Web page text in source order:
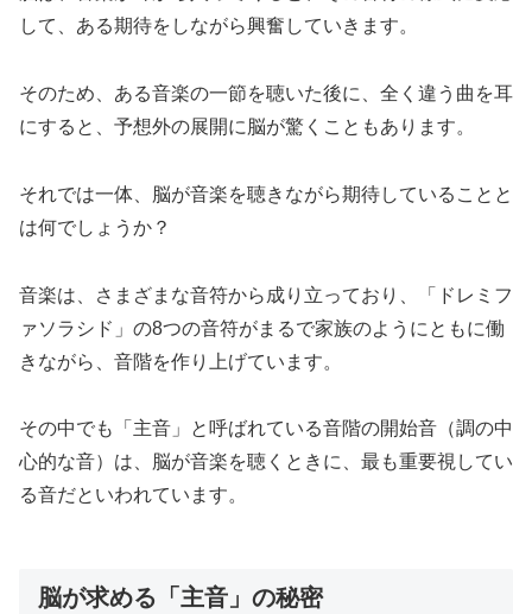
して、ある期待をしながら興奮していきます。
そのため、ある音楽の一節を聴いた後に、全く違う曲を耳
にすると、予想外の展開に脳が驚くこともあります。
それでは一体、脳が音楽を聴きながら期待していることと
は何でしょうか？
音楽は、さまざまな音符から成り立っており、「ドレミフ
ァソラシド」の8つの音符がまるで家族のようにともに働
きながら、音階を作り上げています。
その中でも「主音」と呼ばれている音階の開始音（調の中
心的な音）は、脳が音楽を聴くときに、最も重要視してい
る音だといわれています。
脳が求める「主音」の秘密